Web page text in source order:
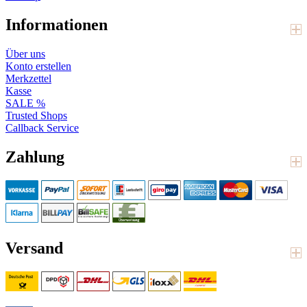
Informationen
Über uns
Konto erstellen
Merkzettel
Kasse
SALE %
Trusted Shops
Callback Service
Zahlung
Versand